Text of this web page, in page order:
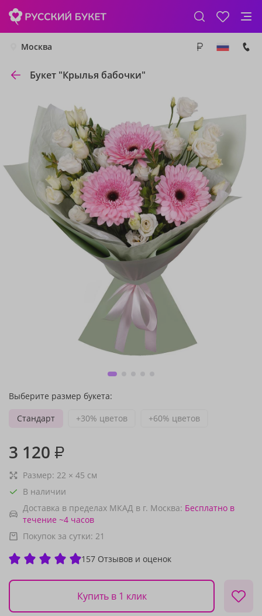
Москва
Букет "Крылья бабочки"
Выберите размер букета:
Стандарт
+30% цветов +60% цветов
3 120 ₽
Размер: 22 × 45 см
В наличии
Доставка в пределах МКАД в г. Москва: Бесплатно в
течение ~4 часов
Покупок за сутки: 21
157 Отзывов и оценок
Купить в 1 клик